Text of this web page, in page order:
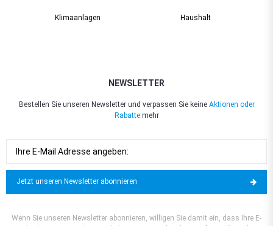
Klimaanlagen Haushalt
NEWSLETTER
Bestellen Sie unseren Newsletter und verpassen Sie keine Aktionen oder
Rabattemehr
Jetzt unseren Newsletter abonnieren
Wenn Sie unseren Newsletter abonnieren, willigen Sie damit ein, dass Ihre E-